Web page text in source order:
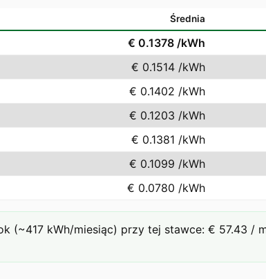
Średnia
€ 0.1378 /kWh
€ 0.1514 /kWh
€ 0.1402 /kWh
€ 0.1203 /kWh
€ 0.1381 /kWh
€ 0.1099 /kWh
€ 0.0780 /kWh
(~417 kWh/miesiąc) przy tej stawce: € 57.43 /